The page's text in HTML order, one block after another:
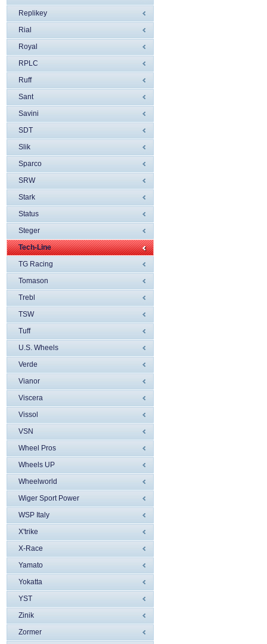
Replikey
Rial
Royal
RPLC
Ruff
Sant
Savini
SDT
Slik
Sparco
SRW
Stark
Status
Steger
Tech-Line
TG Racing
Tomason
Trebl
TSW
Tuff
U.S. Wheels
Verde
Vianor
Viscera
Vissol
VSN
Wheel Pros
Wheels UP
Wheelworld
Wiger Sport Power
WSP Italy
X'trike
X-Race
Yamato
Yokatta
YST
Zinik
Zormer